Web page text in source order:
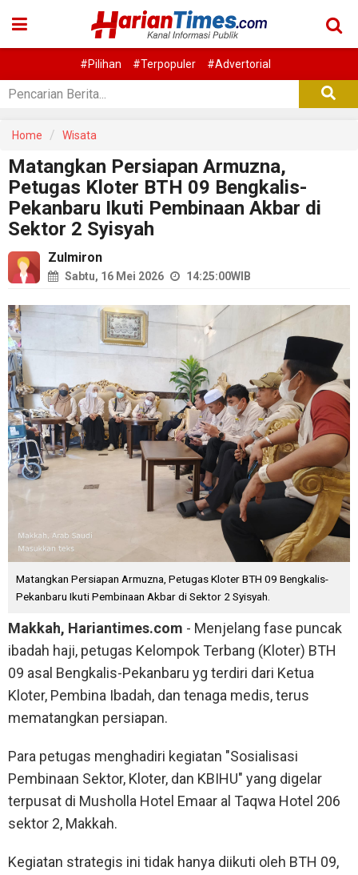
#Pilihan #Terpopuler #Advertorial
Home Wisata
Matangkan Persiapan Armuzna,
Petugas Kloter BTH 09 Bengkalis-
Pekanbaru Ikuti Pembinaan Akbar di
Sektor 2 Syisyah
Zulmiron
Sabtu, 16 Mei 2026 14:25:00WIB
Matangkan Persiapan Armuzna, Petugas Kloter BTH 09 Bengkalis-
Pekanbaru Ikuti Pembinaan Akbar di Sektor 2 Syisyah.
Makkah, Hariantimes.com - Menjelang fase puncak
ibadah haji, petugas Kelompok Terbang (Kloter) BTH
09 asal Bengkalis-Pekanbaru yg terdiri dari Ketua
Kloter, Pembina Ibadah, dan tenaga medis, terus
mematangkan persiapan.
Para petugas menghadiri kegiatan "Sosialisasi
Pembinaan Sektor, Kloter, dan KBIHU" yang digelar
terpusat di Musholla Hotel Emaar al Taqwa Hotel 206
sektor 2, Makkah.
Kegiatan strategis ini tidak hanya diikuti oleh BTH 09,